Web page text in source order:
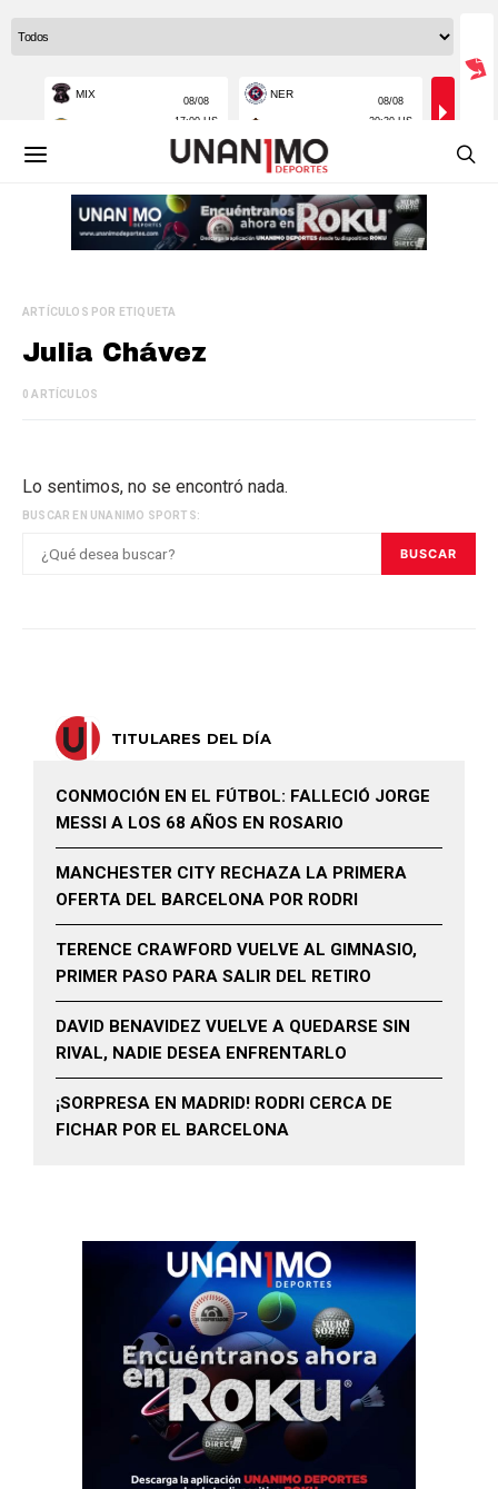
ARTÍCULOS POR ETIQUETA
Julia Chávez
0 ARTÍCULOS
Lo sentimos, no se encontró nada.
BUSCAR EN UNANIMO SPORTS:
BUSCAR
TITULARES DEL DÍA
CONMOCIÓN EN EL FÚTBOL: FALLECIÓ JORGE
MESSI A LOS 68 AÑOS EN ROSARIO
MANCHESTER CITY RECHAZA LA PRIMERA
OFERTA DEL BARCELONA POR RODRI
TERENCE CRAWFORD VUELVE AL GIMNASIO,
PRIMER PASO PARA SALIR DEL RETIRO
DAVID BENAVIDEZ VUELVE A QUEDARSE SIN
RIVAL, NADIE DESEA ENFRENTARLO
¡SORPRESA EN MADRID! RODRI CERCA DE
FICHAR POR EL BARCELONA